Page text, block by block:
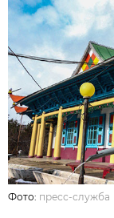
Фото: пресс-служба